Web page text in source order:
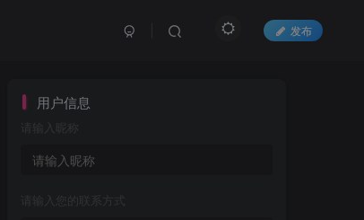
发布
用户信息
请输入昵称
请输入您的联系方式